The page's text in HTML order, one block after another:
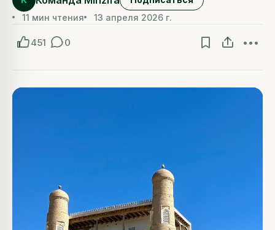
11 мин чтения
13 апреля 2026 г.
451 0 •••